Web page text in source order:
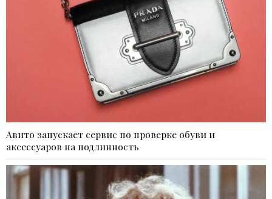
Авито запускает сервис по проверке обуви и
аксессуаров на подлинность